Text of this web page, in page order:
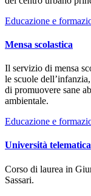
Educazione e
Mensa scolastica
Il servizio di mensa
le scuole
di promuovere sane
ambientale.
Educazione e
Università telematica
Corso di laurea in
Sassari.